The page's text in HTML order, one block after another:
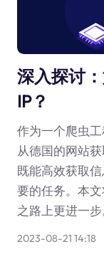
深入探讨
IP？
作为一个爬虫
从德国的网站
既能高效获取
要的任务。本
之路上更进一步
2023-08-21 14:18